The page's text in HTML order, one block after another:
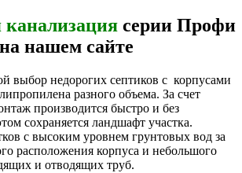
серии Профи
на нашем сайте
выбор недорогих септиков с корпусами
разного объема. За счет
производится быстро и без
сохраняется ландшафт участка.
с высоким уровнем грунтовых вод за
расположения корпуса и небольшого
и отводящих труб.